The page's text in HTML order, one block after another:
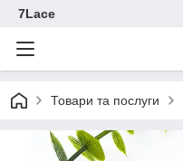
7Lace
Товари та послуги